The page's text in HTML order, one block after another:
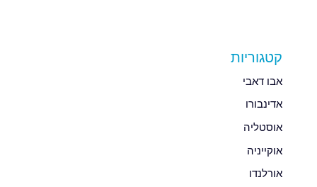
קטגוריות
אבו דאבי
אדינבורו
אוסטליה
אוקייניה
אורלנדו